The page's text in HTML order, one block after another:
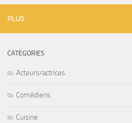
PLUS
CATEGORIES
Acteurs/actrices
Comédiens
Cuisine